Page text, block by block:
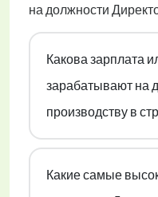
на должности
Какова зарплата
зарабатывают на
производству в
Какие самые